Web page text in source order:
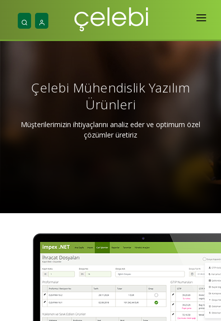
Ana Sayfa
Hizmetlerimiz
Yayınlar
Çelebi Mühendislik Yazılım
Ürünleri
Müşterilerimizin ihtiyaçlarını analiz eder ve optimum özel
çözümler üretiriz